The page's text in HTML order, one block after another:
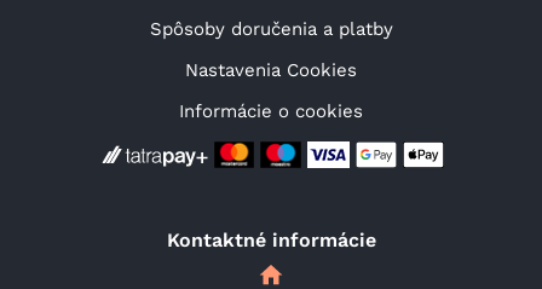
Spôsoby doručenia a platby
Nastavenia Cookies
Informácie o cookies
Kontaktné informácie